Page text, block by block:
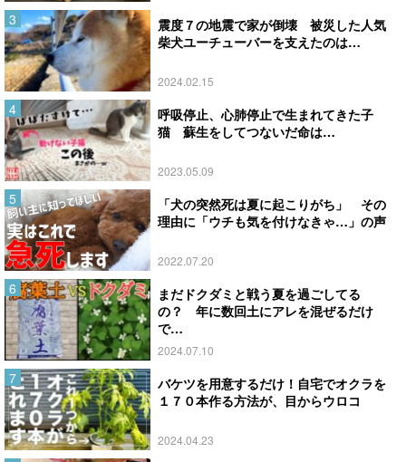
震度７の地震で家が倒壊 被災した人気
柴犬ユーチューバーを支えたのは…
2024.02.15
呼吸停止、心肺停止で生まれてきた子
猫 蘇生をしてつないだ命は…
2023.05.09
「犬の突然死は夏に起こりがち」 その
理由に「ウチも気を付けなきゃ…」の声
2022.07.20
まだドクダミと戦う夏を過ごしてる
の？ 年に数回土にアレを混ぜるだけ
で…
2024.07.10
バケツを用意するだけ！自宅でオクラを
１７０本作る方法が、目からウロコ
2024.04.23